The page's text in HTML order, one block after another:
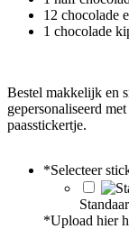
12 chocolade
1 chocolade
Bestel makkelijk en
gepersonaliseerd
paasstickertje.
*Selecteer
*Upload hier